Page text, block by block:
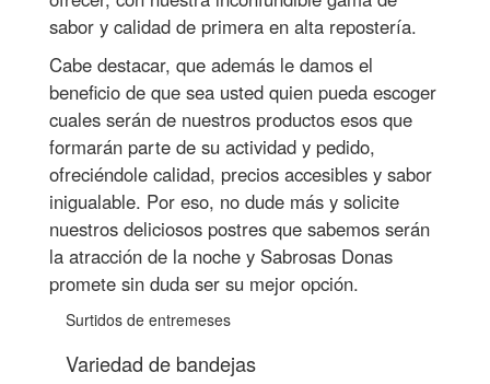
sabor y calidad de primera en alta repostería.
Cabe destacar, que además le damos el
beneficio de que sea usted quien pueda escoger
cuales serán de nuestros productos esos que
formarán parte de su actividad y pedido,
ofreciéndole calidad, precios accesibles y sabor
inigualable. Por eso, no dude más y solicite
nuestros deliciosos postres que sabemos serán
la atracción de la noche y Sabrosas Donas
promete sin duda ser su mejor opción.
Surtidos de entremeses
Variedad de bandejas